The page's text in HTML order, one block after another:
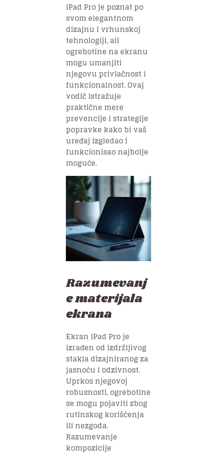
iPad Pro je poznat po
svom elegantnom
dizajnu i vrhunskoj
tehnologiji, ali
ogrebotine na ekranu
mogu umanjiti
njegovu privlačnost i
funkcionalnost. Ovaj
vodič istražuje
praktične mere
prevencije i strategije
popravke kako bi vaš
uređaj izgledao i
funkcionisao najbolje
moguće.
Razumevanj
e materijala
ekrana
Ekran iPad Pro je
izrađen od izdržljivog
stakla dizajniranog za
jasnoću i odzivnost.
Uprkos njegovoj
robusnosti, ogrebotine
se mogu pojaviti zbog
rutinskog korišćenja
ili nezgoda.
Razumevanje
kompozicije